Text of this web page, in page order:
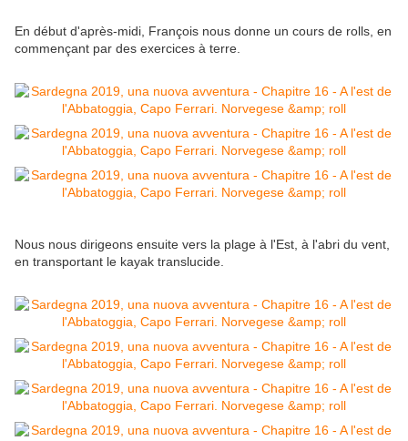
En début d'après-midi, François nous donne un cours de rolls, en
commençant par des exercices à terre.
Nous nous dirigeons ensuite vers la plage à l'Est, à l'abri du vent,
en transportant le kayak translucide.